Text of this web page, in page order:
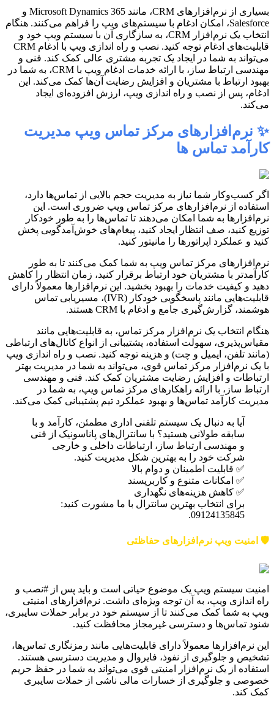
بسیاری از نرم‌افزارهای CRM، مانند Microsoft Dynamics 365 و
Salesforce، امکان ادغام با سیستم‌های ویپ را فراهم می‌کنند. هنگام
انتخاب یک نرم‌افزار CRM، به سازگاری آن با سیستم ویپ خود و
قابلیت‌های ادغام توجه کنید. نصب و راه اندازی ویپ با ادغام CRM
می‌تواند به شما در ایجاد یک تجربه مشتری عالی کمک کند. فنی و
مهندسی ارتباط ساز، با ارائه خدمات ادغام ویپ با CRM، به شما در
بهبود ارتباط با مشتریان و افزایش رضایت آن‌ها کمک می‌کند. این
ادغام، پس از نصب و راه اندازی ویپ، ارزش افزوده‌ای ایجاد
می‌کند.
✨ نرم‌افزارهای مرکز تماس ویپ مدیریت
کارآمد تماس ها
اگر کسب‌وکار شما نیاز به مدیریت حجم بالایی از تماس‌ها دارد،
استفاده از نرم‌افزارهای مرکز تماس ویپ ضروری است. این
نرم‌افزارها به شما امکان می‌دهند تا تماس‌ها را به طور خودکار
توزیع کنید، صف انتظار ایجاد کنید، پیغام‌های خوش‌آمدگویی پخش
کنید و عملکرد اپراتورها را مانیتور کنید.
نرم‌افزارهای مرکز تماس ویپ به شما کمک می‌کنند تا به طور
کارآمدتر با مشتریان خود ارتباط برقرار کنید، زمان انتظار را کاهش
دهید و کیفیت خدمات را بهبود بخشید. این نرم‌افزارها معمولاً دارای
قابلیت‌هایی مانند پاسخگویی خودکار (IVR)، مسیریابی تماس
هوشمند، گزارش‌گیری جامع و ادغام با CRM هستند.
هنگام انتخاب یک نرم‌افزار مرکز تماس، به قابلیت‌هایی مانند
مقیاس‌پذیری، سهولت استفاده، پشتیبانی از انواع کانال‌های ارتباطی
(مانند تلفن، ایمیل و چت) و هزینه توجه کنید. نصب و راه اندازی ویپ
با یک نرم‌افزار مرکز تماس قوی، می‌تواند به شما در مدیریت بهتر
ارتباطات و افزایش رضایت مشتریان کمک کند. فنی و مهندسی
ارتباط ساز، با ارائه راهکارهای مرکز تماس ویپ، به شما در
مدیریت کارآمد تماس‌ها و بهبود عملکرد تیم پشتیبانی کمک می‌کند.
آیا به دنبال یک سیستم تلفنی اداری مطمئن، کارآمد و با
سابقه طولانی هستید؟ با سانترال‌های پاناسونیک از فنی
و مهندسی ارتباط ساز، ارتباطات داخلی و خارجی
شرکت خود را به بهترین شکل مدیریت کنید.
✅ قابلیت اطمینان و دوام بالا
✅ امکانات متنوع و کاربرپسند
✅ کاهش هزینه‌های نگهداری
برای انتخاب بهترین سانترال با ما مشورت کنید:
09124135845.
🛡️ امنیت ویپ نرم‌افزارهای حفاظتی
امنیت سیستم ویپ یک موضوع حیاتی است و باید پس از #نصب و
راه اندازی ویپ، به آن توجه ویژه‌ای داشت. نرم‌افزارهای امنیتی
ویپ به شما کمک می‌کنند تا از سیستم خود در برابر حملات سایبری،
شنود تماس‌ها و دسترسی غیرمجاز محافظت کنید.
این نرم‌افزارها معمولاً دارای قابلیت‌هایی مانند رمزنگاری تماس‌ها،
تشخیص و جلوگیری از نفوذ، فایروال و مدیریت دسترسی هستند.
استفاده از یک نرم‌افزار امنیتی قوی می‌تواند به شما در حفظ حریم
خصوصی و جلوگیری از خسارات مالی ناشی از حملات سایبری
کمک کند.